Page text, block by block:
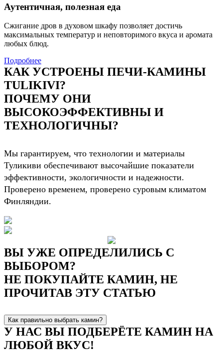
Аутентичная, полезная еда
Сжигание дров в духовом шкафу позволяет достичь
максимальных температур и неповторимого вкуса и аромата
любых блюд.
Подробнее
КАК УСТРОЕНЫ ПЕЧИ-КАМИНЫ
TULIKIVI?
ПОЧЕМУ ОНИ
ВЫСОКОЭФФЕКТИВНЫ И
ТЕХНОЛОГИЧНЫ?
Мы гарантируем, что технологии и материалы
Туликиви обеспечивают высочайшие показатели
эффективности, экологичности и надежности.
Проверено временем, проверено суровым климатом
Финляндии.
ВЫ УЖЕ ОПРЕДЕЛИЛИСЬ С
ВЫБОРОМ?
НЕ ПОКУПАЙТЕ КАМИН, НЕ
ПРОЧИТАВ ЭТУ СТАТЬЮ
Как правильно выбрать камин?
У НАС ВЫ ПОДБЕРЁТЕ КАМИН НА
ЛЮБОЙ ВКУС!